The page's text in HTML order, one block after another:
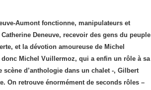
Aumont fonctionne, manipulateurs et
Deneuve, recevoir des gens du peuple
et la dévotion amoureuse de Michel
Michel Vuillermoz, qui a enfin un rôle à sa
d’anthologie dans un chalet -, Gilbert
On retrouve énormément de seconds rôles –